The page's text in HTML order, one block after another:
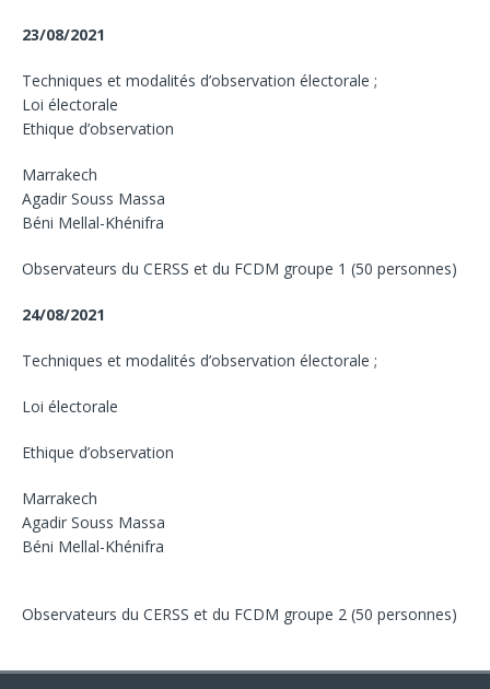
23/08/2021
Techniques et modalités d’observation électorale ;
Loi électorale
Ethique d’observation
Marrakech
Agadir Souss Massa
Béni Mellal-Khénifra
Observateurs du CERSS et du FCDM groupe 1 (50 personnes)
24/08/2021
Techniques et modalités d’observation électorale ;
Loi électorale
Ethique d’observation
Marrakech
Agadir Souss Massa
Béni Mellal-Khénifra
Observateurs du CERSS et du FCDM groupe 2 (50 personnes)